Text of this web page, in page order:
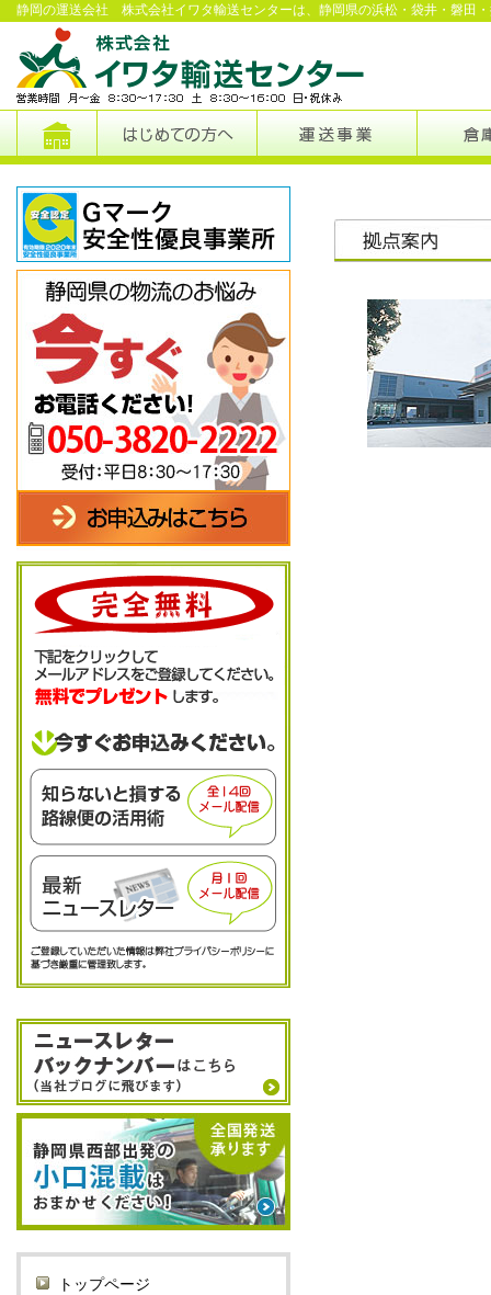
静岡の運送会社 株式会社イワタ輸送センターは、静岡県の浜松・袋井・磐田
トップページ